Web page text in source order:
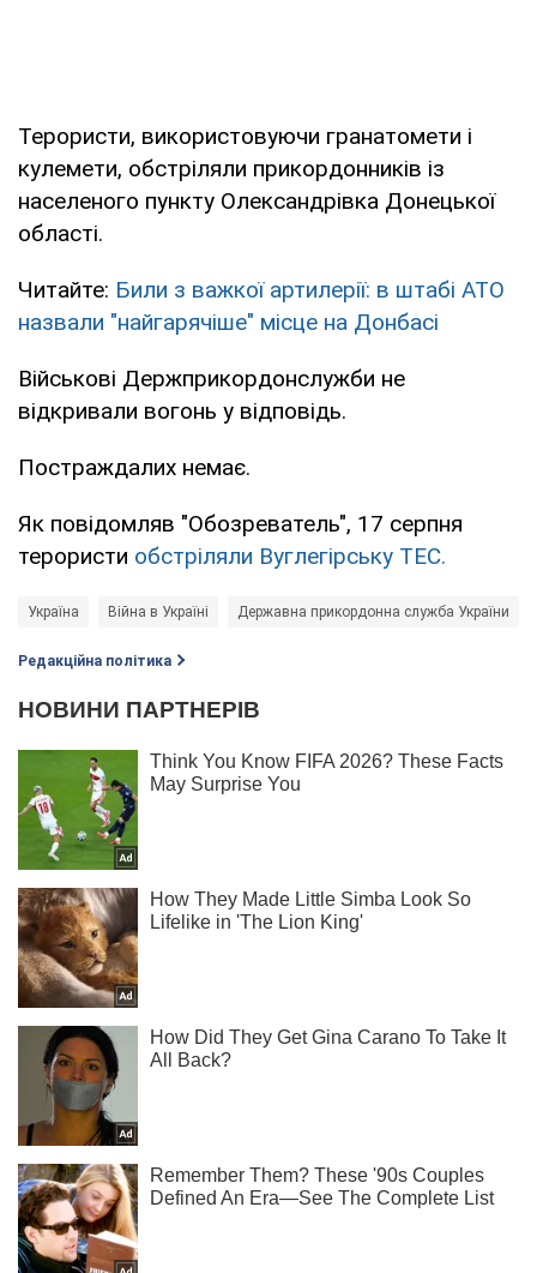
Терористи, використовуючи гранатомети і
кулемети, обстріляли прикордонників із
населеного пункту Олександрівка Донецької
області.
Читайте: Били з важкої артилерії: в штабі АТО
назвали "найгарячіше" місце на Донбасі
Військові Держприкордонслужби не
відкривали вогонь у відповідь.
Постраждалих немає.
Як повідомляв "Обозреватель", 17 серпня
терористи обстріляли Вуглегірську ТЕС.
Україна Війна в Україні Державна прикордонна служба України
Редакційна політика